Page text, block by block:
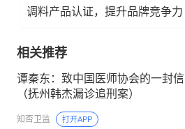
调料产品认证，提升品牌竞争力
相关推荐
谭秦东：致中国医师协会的一封信
（抚州韩杰漏诊追刑案）
知否卫监 打开APP